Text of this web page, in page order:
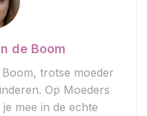
de Boom
trotse moeder
Op Moeders
mee in de echte